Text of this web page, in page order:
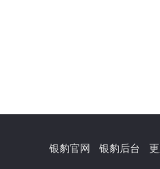
银豹官网 银豹后台